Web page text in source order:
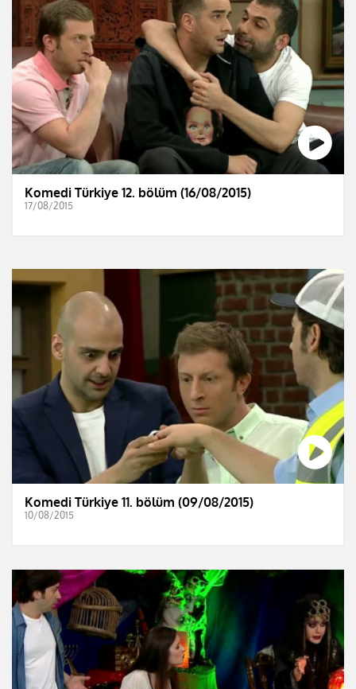
Komedi Türkiye 12. bölüm (16/08/2015)
17/08/2015
Komedi Türkiye 11. bölüm (09/08/2015)
10/08/2015